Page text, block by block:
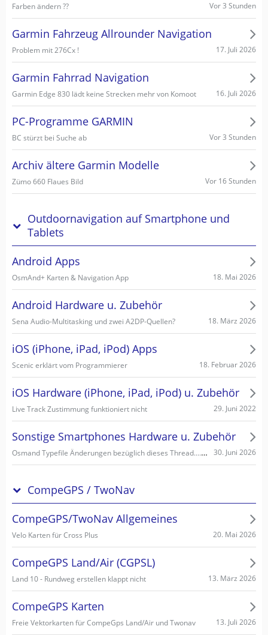
Farben ändern ?? Vor 3 Stunden
Garmin Fahrzeug Allrounder Navigation
Problem mit 276Cx ! 17. Juli 2026
Garmin Fahrrad Navigation
Garmin Edge 830 lädt keine Strecken mehr von Komoot 16. Juli 2026
PC-Programme GARMIN
BC stürzt bei Suche ab Vor 3 Stunden
Archiv ältere Garmin Modelle
Zümo 660 Flaues Bild Vor 16 Stunden
Outdoornavigation auf Smartphone und
Tablets
Android Apps
OsmAnd+ Karten & Navigation App 18. Mai 2026
Android Hardware u. Zubehör
Sena Audio-Multitasking und zwei A2DP-Quellen? 18. März 2026
iOS (iPhone, iPad, iPod) Apps
Scenic erklärt vom Programmierer 18. Februar 2026
iOS Hardware (iPhone, iPad, iPod) u. Zubehör
Live Track Zustimmung funktioniert nicht 29. Juni 2022
Sonstige Smartphones Hardware u. Zubehör
Osmand Typefile Änderungen bezüglich dieses Thread....., mögliche Fehlerquelle warum es nicht gehen kann... 30. Juni 2026
CompeGPS / TwoNav
CompeGPS/TwoNav Allgemeines
Velo Karten für Cross Plus 20. Mai 2026
CompeGPS Land/Air (CGPSL)
Land 10 - Rundweg erstellen klappt nicht 13. März 2026
CompeGPS Karten
Freie Vektorkarten für CompeGps Land/Air und Twonav 13. Juli 2026